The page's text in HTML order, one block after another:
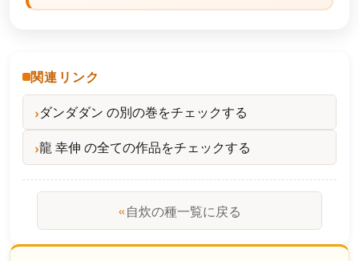
関連リンク
ダンダダン の別の巻をチェックする
龍 幸伸 の全ての作品をチェックする
«自炊の種一覧に戻る